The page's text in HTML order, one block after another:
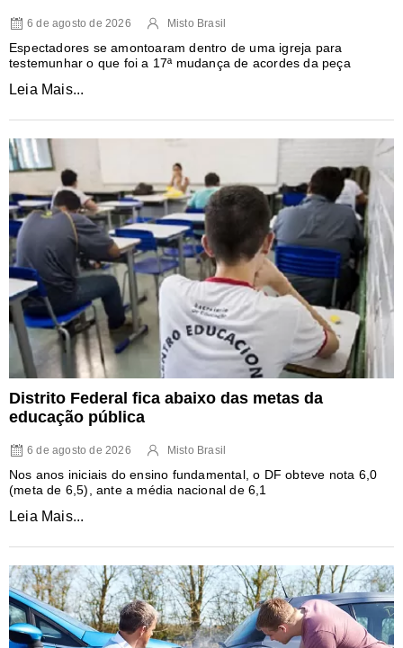
6 de agosto de 2026 Misto Brasil
Espectadores se amontoaram dentro de uma igreja para
testemunhar o que foi a 17ª mudança de acordes da peça
Leia Mais...
Distrito Federal fica abaixo das metas da
educação pública
6 de agosto de 2026 Misto Brasil
Nos anos iniciais do ensino fundamental, o DF obteve nota 6,0
(meta de 6,5), ante a média nacional de 6,1
Leia Mais...